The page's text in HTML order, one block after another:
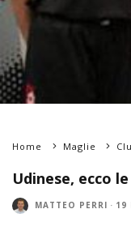
Home Maglie
Udinese, ecco
MATTEO PERRI · 19